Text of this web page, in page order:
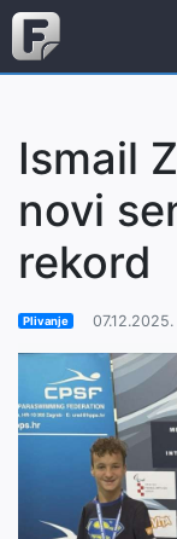
Ismail
novi
rekord
Plivanje